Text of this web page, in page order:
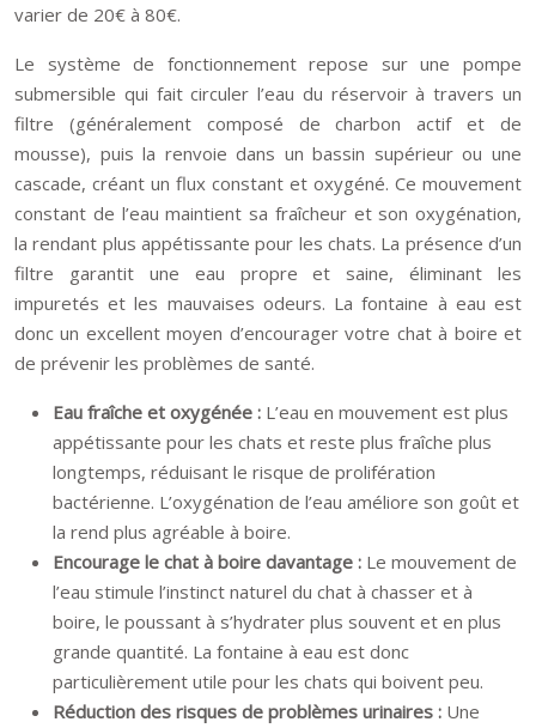
varier de 20€ à 80€.
Le système de fonctionnement repose sur une pompe
submersible qui fait circuler l’eau du réservoir à travers un
filtre (généralement composé de charbon actif et de
mousse), puis la renvoie dans un bassin supérieur ou une
cascade, créant un flux constant et oxygéné. Ce mouvement
constant de l’eau maintient sa fraîcheur et son oxygénation,
la rendant plus appétissante pour les chats. La présence d’un
filtre garantit une eau propre et saine, éliminant les
impuretés et les mauvaises odeurs. La fontaine à eau est
donc un excellent moyen d’encourager votre chat à boire et
de prévenir les problèmes de santé.
Eau fraîche et oxygénée : L’eau en mouvement est plus
appétissante pour les chats et reste plus fraîche plus
longtemps, réduisant le risque de prolifération
bactérienne. L’oxygénation de l’eau améliore son goût et
la rend plus agréable à boire.
Encourage le chat à boire davantage : Le mouvement de
l’eau stimule l’instinct naturel du chat à chasser et à
boire, le poussant à s’hydrater plus souvent et en plus
grande quantité. La fontaine à eau est donc
particulièrement utile pour les chats qui boivent peu.
Réduction des risques de problèmes urinaires : Une